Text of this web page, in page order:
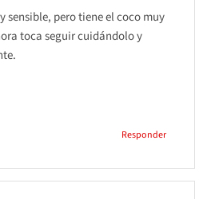
sensible, pero tiene el coco muy
toca seguir cuidándolo y
Responder